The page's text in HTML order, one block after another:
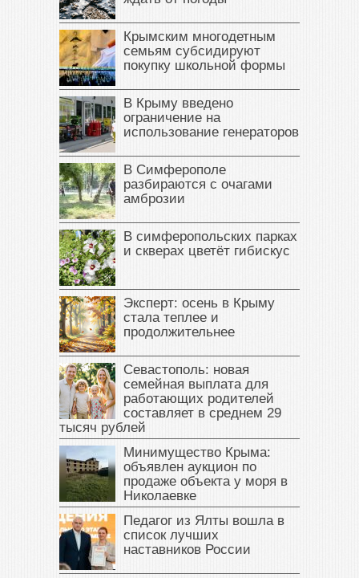
Крымским многодетным
семьям субсидируют
покупку школьной формы
В Крыму введено
ограничение на
использование генераторов
В Симферополе
разбираются с очагами
амброзии
В симферопольских парках
и скверах цветёт гибискус
Эксперт: осень в Крыму
стала теплее и
продолжительнее
Севастополь: новая
семейная выплата для
работающих родителей
составляет в среднем 29
тысяч рублей
Минимущество Крыма:
объявлен аукцион по
продаже объекта у моря в
Николаевке
Педагог из Ялты вошла в
список лучших
наставников России